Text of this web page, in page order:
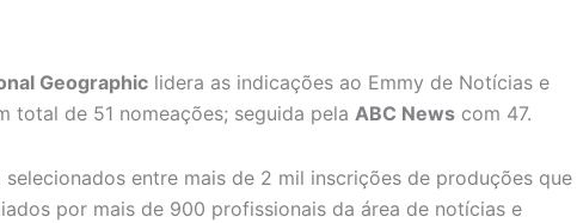
Geographic lidera as indicações ao Emmy de Notícias e
total de 51 nomeações; seguida pela ABC News com 47.
entre mais de 2 mil inscrições de produções que
por mais de 900 profissionais da área de notícias e